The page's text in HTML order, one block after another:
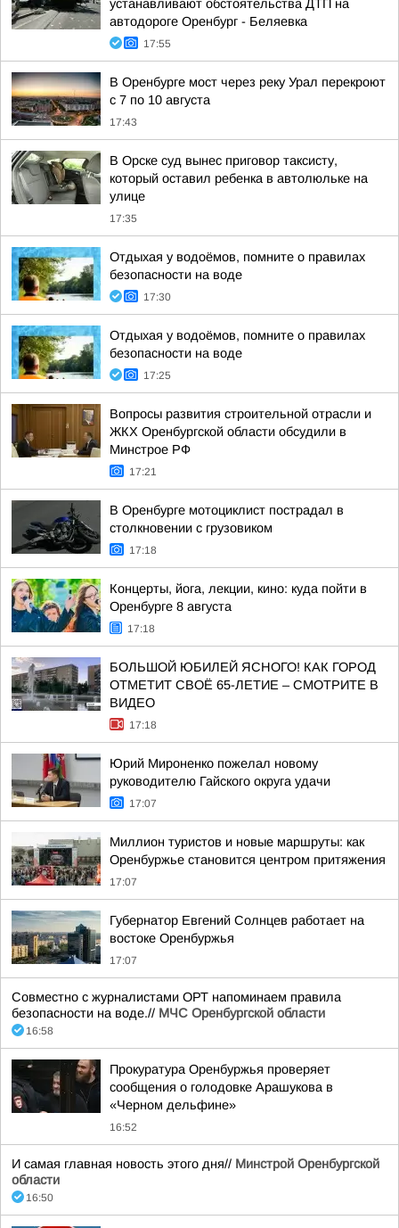
устанавливают обстоятельства ДТП на
автодороге Оренбург - Беляевка
17:55
В Оренбурге мост через реку Урал перекроют
с 7 по 10 августа
17:43
В Орске суд вынес приговор таксисту,
который оставил ребенка в автолюльке на
улице
17:35
Отдыхая у водоёмов, помните о правилах
безопасности на воде
17:30
Отдыхая у водоёмов, помните о правилах
безопасности на воде
17:25
Вопросы развития строительной отрасли и
ЖКХ Оренбургской области обсудили в
Минстрое РФ
17:21
В Оренбурге мотоциклист пострадал в
столкновении с грузовиком
17:18
Концерты, йога, лекции, кино: куда пойти в
Оренбурге 8 августа
17:18
БОЛЬШОЙ ЮБИЛЕЙ ЯСНОГО! КАК ГОРОД
ОТМЕТИТ СВОЁ 65-ЛЕТИЕ – СМОТРИТЕ В
ВИДЕО
17:18
Юрий Мироненко пожелал новому
руководителю Гайского округа удачи
17:07
Миллион туристов и новые маршруты: как
Оренбуржье становится центром притяжения
17:07
Губернатор Евгений Солнцев работает на
востоке Оренбуржья
17:07
Совместно с журналистами ОРТ напоминаем правила
безопасности на воде.// МЧС Оренбургской области
16:58
Прокуратура Оренбуржья проверяет
сообщения о голодовке Арашукова в
«Черном дельфине»
16:52
И самая главная новость этого дня// Минстрой Оренбургской
области
16:50